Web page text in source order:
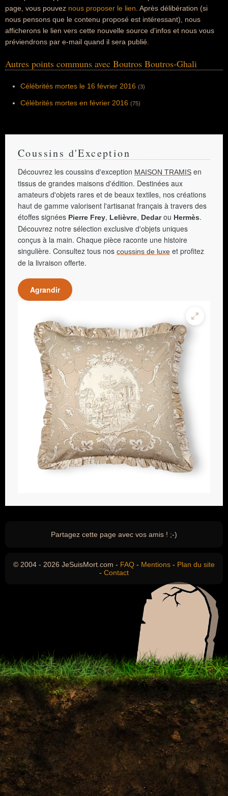
page, vous pouvez nous proposer le lien . Après délibération (si
nous pensons que le contenu proposé est intéressant), nous
afficherons le lien vers cette nouvelle source d'infos et nous vous
préviendrons par e-mail quand il sera publié.
Autres points communs avec Boutros Boutros-Ghali
Célébrités mortes le 16 février 2016 (3)
Célébrités mortes en février 2016 (75)
Coussins d'Exception
Découvrez les coussins d'exception MAISON TRAMIS en
tissus de grandes maisons d'édition. Destinées aux
amateurs d'objets rares et de beaux textiles, nos créations
haut de gamme valorisent l'artisanat français à travers des
étoffes signées Pierre Frey, Lelièvre, Dedarou Hermès.
Découvrez notre sélection exclusive d'objets uniques
conçus à la main. Chaque pièce raconte une histoire
singulière. Consultez tous nos coussins de luxe et profitez
de la livraison offerte.
Agrandir
Partagez cette page avec vos amis ! ;-)
© 2004 - 2026 JeSuisMort.com - FAQ - Mentions - Plan du site
- Contact